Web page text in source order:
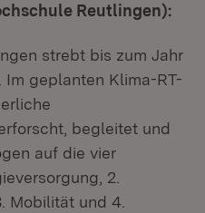
Reutlingen):
strebt bis zum Jahr
geplanten Klima-RT-
begleitet und
auf die vier
2.
Mobilität und 4.